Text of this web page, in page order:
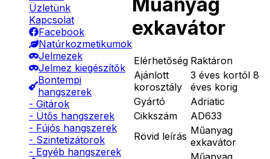
Üzletünk
Kapcsolat
Facebook
Natúrkozmetikumok
Jelmezek
Jelmez kiegészítők
Bontempi
hangszerek
- Gitárok
- Ütős hangszerek
- Fújós hangszerek
- Szintetizátorok
- Egyéb hangszerek
Műanyag
exkavátor
Elérhetőség Raktáron
Ajánlott
korosztály
3 éves kortól 8
éves korig
Gyártó
Adriatic
Cikkszám
AD633
Rövid leírás Műanyag
exkavátor
Műanyag